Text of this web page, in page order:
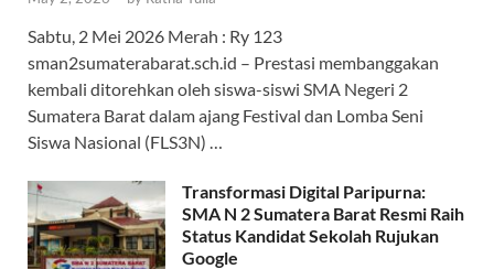
Sabtu, 2 Mei 2026 Merah : Ry 123
sman2sumaterabarat.sch.id – Prestasi membanggakan
kembali ditorehkan oleh siswa-siswi SMA Negeri 2
Sumatera Barat dalam ajang Festival dan Lomba Seni
Siswa Nasional (FLS3N) …
Transformasi Digital Paripurna:
SMA N 2 Sumatera Barat Resmi Raih
Status Kandidat Sekolah Rujukan
Google